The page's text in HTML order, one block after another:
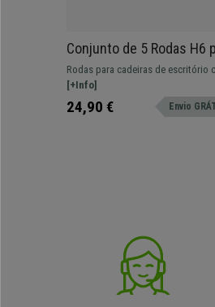
Conjunto de 5 Rodas H6
Cadeiras de Escritório,
Estrutura Compacta, Cor
Cinzento
Rodas para cadeiras de escritório
compacta e design elegante. Ideais
escritório operativas.
[+Info]
24,90 € Envio